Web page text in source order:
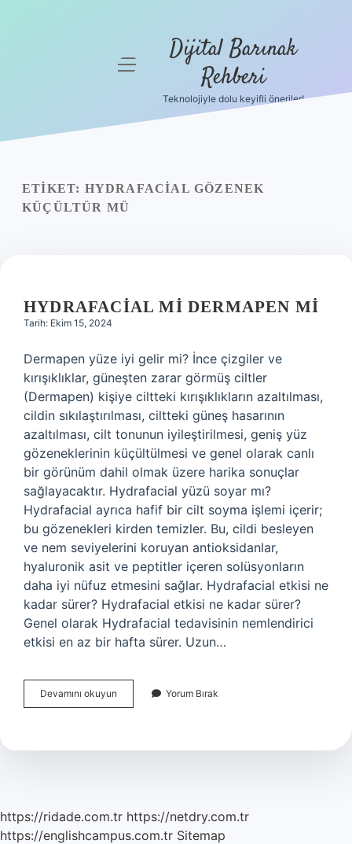
Yasal Uyarı
menüyü
Dijital Barınak
Rehberi
Teknolojiyle dolu keyifli öneriler!
ETIKET: HYDRAFACIAL GÖZENEK
KÜÇÜLTÜR MÜ
HYDRAFACIAL MI DERMAPEN MI
Tarih: Ekim 15, 2024
Dermapen yüze iyi gelir mi? İnce çizgiler ve
kırışıklıklar, güneşten zarar görmüş ciltler
(Dermapen) kişiye ciltteki kırışıklıkların azaltılması,
cildin sıkılaştırılması, ciltteki güneş hasarının
azaltılması, cilt tonunun iyileştirilmesi, geniş yüz
gözeneklerinin küçültülmesi ve genel olarak canlı
bir görünüm dahil olmak üzere harika sonuçlar
sağlayacaktır. Hydrafacial yüzü soyar mı?
Hydrafacial ayrıca hafif bir cilt soyma işlemi içerir;
bu gözenekleri kirden temizler. Bu, cildi besleyen
ve nem seviyelerini koruyan antioksidanlar,
hyaluronik asit ve peptitler içeren solüsyonların
daha iyi nüfuz etmesini sağlar. Hydrafacial etkisi ne
kadar sürer? Hydrafacial etkisi ne kadar sürer?
Genel olarak Hydrafacial tedavisinin nemlendirici
etkisi en az bir hafta sürer. Uzun…
Devamını okuyun Hydrafacial
Mi
Yorum Bırak
https://ridade.com.tr https://netdry.com.tr
https://englishcampus.com.tr Sitemap